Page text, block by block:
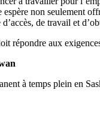
non seulement
de travail et
répondre aux
à temps plein en